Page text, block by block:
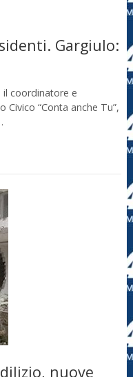
Gargiulo:
il coordinatore e
“Conta anche Tu”,
nuove